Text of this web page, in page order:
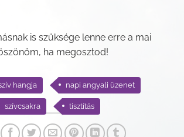
is szüksége lenne erre a mai
ha megosztod!
hangja napi angyali üzenet
szívcsakra tisztítás